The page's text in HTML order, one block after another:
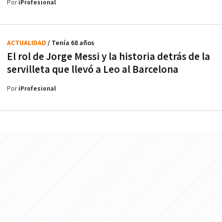
PoriProfesional
El rol de Jorge Messi y la historia detrás de la
servilleta que llevó a Leo al Barcelona
ACTUALIDAD / Tenía 68 años
PoriProfesional